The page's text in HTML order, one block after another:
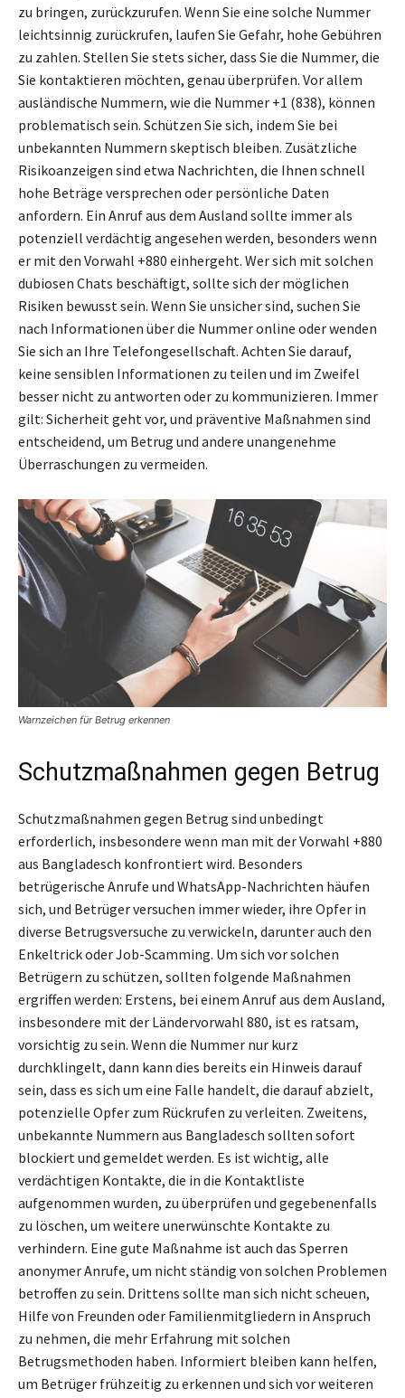
zu bringen, zurückzurufen. Wenn Sie eine solche Nummer
leichtsinnig zurückrufen, laufen Sie Gefahr, hohe Gebühren
zu zahlen. Stellen Sie stets sicher, dass Sie die Nummer, die
Sie kontaktieren möchten, genau überprüfen. Vor allem
ausländische Nummern, wie die Nummer +1 (838), können
problematisch sein. Schützen Sie sich, indem Sie bei
unbekannten Nummern skeptisch bleiben. Zusätzliche
Risikoanzeigen sind etwa Nachrichten, die Ihnen schnell
hohe Beträge versprechen oder persönliche Daten
anfordern. Ein Anruf aus dem Ausland sollte immer als
potenziell verdächtig angesehen werden, besonders wenn
er mit den Vorwahl +880 einhergeht. Wer sich mit solchen
dubiosen Chats beschäftigt, sollte sich der möglichen
Risiken bewusst sein. Wenn Sie unsicher sind, suchen Sie
nach Informationen über die Nummer online oder wenden
Sie sich an Ihre Telefongesellschaft. Achten Sie darauf,
keine sensiblen Informationen zu teilen und im Zweifel
besser nicht zu antworten oder zu kommunizieren. Immer
gilt: Sicherheit geht vor, und präventive Maßnahmen sind
entscheidend, um Betrug und andere unangenehme
Überraschungen zu vermeiden.
Warnzeichen für Betrug erkennen
Schutzmaßnahmen gegen Betrug
Schutzmaßnahmen gegen Betrug sind unbedingt
erforderlich, insbesondere wenn man mit der Vorwahl +880
aus Bangladesch konfrontiert wird. Besonders
betrügerische Anrufe und WhatsApp-Nachrichten häufen
sich, und Betrüger versuchen immer wieder, ihre Opfer in
diverse Betrugsversuche zu verwickeln, darunter auch den
Enkeltrick oder Job-Scamming. Um sich vor solchen
Betrügern zu schützen, sollten folgende Maßnahmen
ergriffen werden: Erstens, bei einem Anruf aus dem Ausland,
insbesondere mit der Ländervorwahl 880, ist es ratsam,
vorsichtig zu sein. Wenn die Nummer nur kurz
durchklingelt, dann kann dies bereits ein Hinweis darauf
sein, dass es sich um eine Falle handelt, die darauf abzielt,
potenzielle Opfer zum Rückrufen zu verleiten. Zweitens,
unbekannte Nummern aus Bangladesch sollten sofort
blockiert und gemeldet werden. Es ist wichtig, alle
verdächtigen Kontakte, die in die Kontaktliste
aufgenommen wurden, zu überprüfen und gegebenenfalls
zu löschen, um weitere unerwünschte Kontakte zu
verhindern. Eine gute Maßnahme ist auch das Sperren
anonymer Anrufe, um nicht ständig von solchen Problemen
betroffen zu sein. Drittens sollte man sich nicht scheuen,
Hilfe von Freunden oder Familienmitgliedern in Anspruch
zu nehmen, die mehr Erfahrung mit solchen
Betrugsmethoden haben. Informiert bleiben kann helfen,
um Betrüger frühzeitig zu erkennen und sich vor weiteren